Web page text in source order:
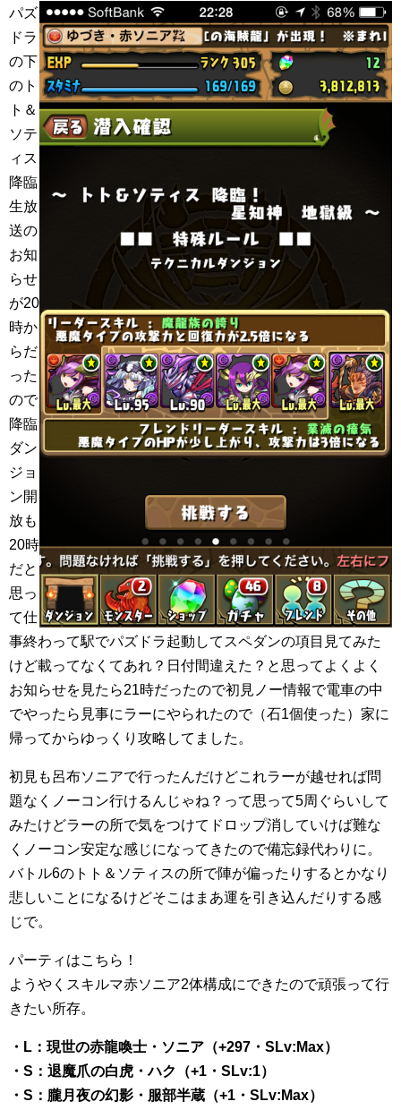
パズ
ドラ
の下
のト
ト＆
ソテ
ィス
降臨
生放
送の
お知
らせ
が20
時か
らだ
った
ので
降臨
ダン
ジョ
ン開
放も
20時
だと
思っ
て仕
事終わって駅でパズドラ起動してスペダンの項目見てみた
けど載ってなくてあれ？日付間違えた？と思ってよくよく
お知らせを見たら21時だったので初見ノー情報で電車の中
でやったら見事にラーにやられたので（石1個使った）家に
帰ってからゆっくり攻略してました。
初見も呂布ソニアで行ったんだけどこれラーが越せれば問
題なくノーコン行けるんじゃね？って思って5周ぐらいして
みたけどラーの所で気をつけてドロップ消していけば難な
くノーコン安定な感じになってきたので備忘録代わりに。
バトル6のトト＆ソティスの所で陣が偏ったりするとかなり
悲しいことになるけどそこはまあ運を引き込んだりする感
じで。
パーティはこちら！
ようやくスキルマ赤ソニア2体構成にできたので頑張って行
きたい所存。
・L：現世の赤龍喚士・ソニア（+297・SLv:Max）
・S：退魔爪の白虎・ハク（+1・SLv:1）
・S：朧月夜の幻影・服部半蔵（+1・SLv:Max）